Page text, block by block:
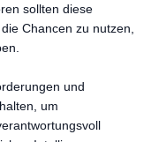
sollten diese
Chancen zu nutzen,
und
um